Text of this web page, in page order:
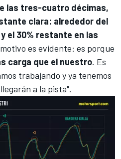
las tres-cuatro décimas,
clara: alrededor del
el 30% restante en las
es evidente: es porque
carga que el nuestro. Es
trabajando y ya tenemos
a la pista".